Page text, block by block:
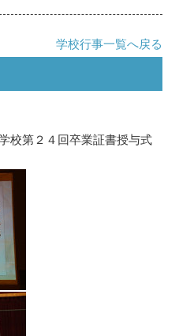
学校行事一覧へ戻る
校第２４回卒業証書授与式